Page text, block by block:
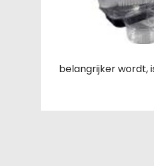
belangrijker wordt,